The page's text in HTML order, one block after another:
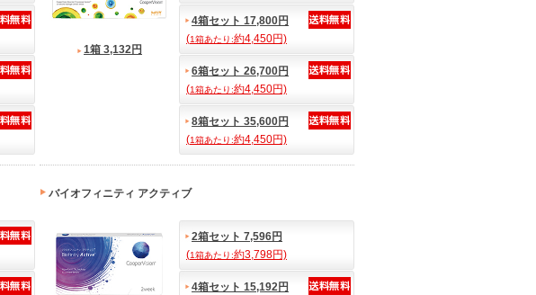
1箱 3,132円
4箱セット 17,800円
(1箱あたり:約4,450円)
6箱セット 26,700円
(1箱あたり:約4,450円)
8箱セット 35,600円
(1箱あたり:約4,450円)
バイオフィニティ アクティブ
2箱セット 7,596円
(1箱あたり:約3,798円)
4箱セット 15,192円